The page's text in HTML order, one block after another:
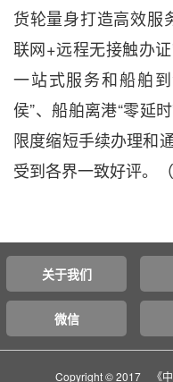
货轮量身打造高效服
联网+远程无接触办
一站式服务和船舶
侯”、船舶离港“零延
限度缩短手续办理和
受到各界一致好评。
关于我们
微信
Copyright © 2017 《中